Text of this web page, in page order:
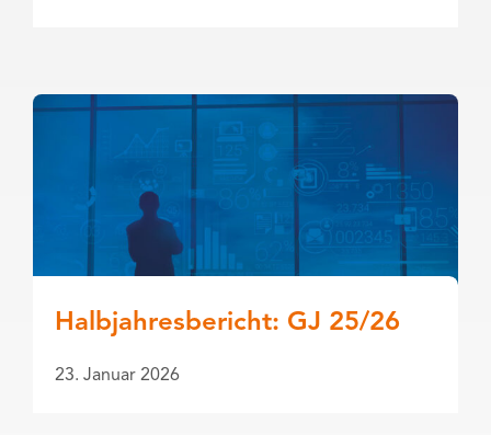
Halbjahresbericht: GJ 25/26
23. Januar 2026